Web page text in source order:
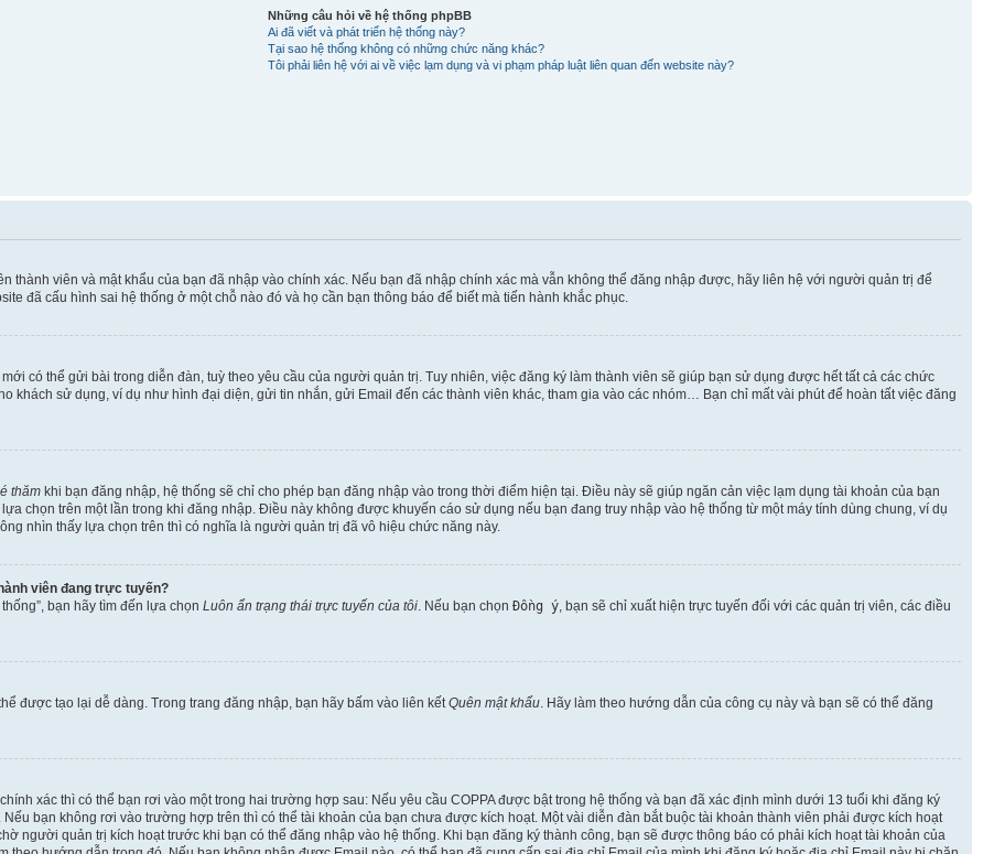
Những câu hỏi về hệ thống phpBB
Ai đã viết và phát triển hệ thống này?
Tại sao hệ thống không có những chức năng khác?
Tôi phải liên hệ với ai về việc lạm dụng và vi phạm pháp luật liên quan đến website này?
thành viên và mật khẩu của bạn đã nhập vào chính xác. Nếu bạn đã nhập chính xác mà vẫn không thể đăng nhập được, hãy liên hệ với người quản trị để
đã cấu hình sai hệ thống ở một chỗ nào đó và họ cần bạn thông báo để biết mà tiến hành khắc phục.
có thể gửi bài trong diễn đàn, tuỳ theo yêu cầu của người quản trị. Tuy nhiên, việc đăng ký làm thành viên sẽ giúp bạn sử dụng được hết tất cả các chức
khách sử dụng, ví dụ như hình đại diện, gửi tin nhắn, gửi Email đến các thành viên khác, tham gia vào các nhóm… Bạn chỉ mất vài phút để hoàn tất việc đăng
thăm khi bạn đăng nhập, hệ thống sẽ chỉ cho phép bạn đăng nhập vào trong thời điểm hiện tại. Điều này sẽ giúp ngăn cản việc lạm dụng tài khoản của bạn
chọn trên một lần trong khi đăng nhập. Điều này không được khuyến cáo sử dụng nếu bạn đang truy nhập vào hệ thống từ một máy tính dùng chung, ví dụ
nhìn thấy lựa chọn trên thì có nghĩa là người quản trị đã vô hiệu chức năng này.
viên đang trực tuyến?
bạn hãy tìm đến lựa chọn Luôn ẩn trạng thái trực tuyến của tôi . Nếu bạn chọn Đồng ý , bạn sẽ chỉ xuất hiện trực tuyến đối với các quản trị viên, các điều
được tạo lại dễ dàng. Trong trang đăng nhập, bạn hãy bấm vào liên kết Quên mật khẩu . Hãy làm theo hướng dẫn của công cụ này và bạn sẽ có thể đăng
xác thì có thể bạn rơi vào một trong hai trường hợp sau: Nếu yêu cầu COPPA được bật trong hệ thống và bạn đã xác định mình dưới 13 tuổi khi đăng ký
bạn không rơi vào trường hợp trên thì có thể tài khoản của bạn chưa được kích hoạt. Một vài diễn đàn bắt buộc tài khoản thành viên phải được kích hoạt
người quản trị kích hoạt trước khi bạn có thể đăng nhập vào hệ thống. Khi bạn đăng ký thành công, bạn sẽ được thông báo có phải kích hoạt tài khoản của